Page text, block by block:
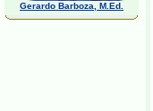
Gerardo Barboza, M.Ed.